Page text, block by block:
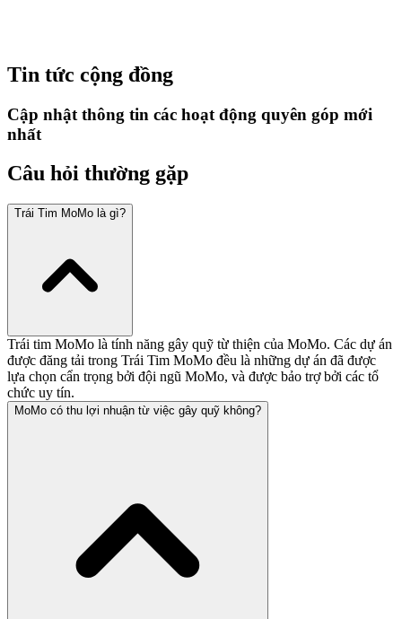
Tin tức cộng đồng
Cập nhật thông tin các hoạt động quyên góp mới
nhất
Câu hỏi thường gặp
Trái Tim MoMo là gì?
Trái tim MoMo là tính năng gây quỹ từ thiện của MoMo. Các dự án
được đăng tải trong Trái Tim MoMo đều là những dự án đã được
lựa chọn cẩn trọng bởi đội ngũ MoMo, và được bảo trợ bởi các tổ
chức uy tín.
MoMo có thu lợi nhuận từ việc gây quỹ không?